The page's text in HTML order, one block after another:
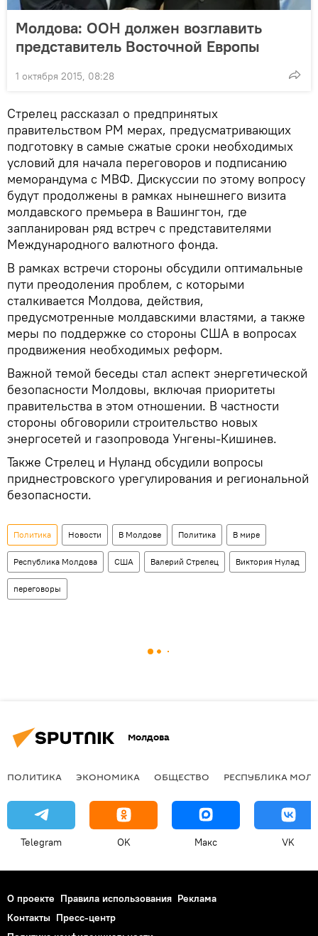
Молдова: ООН должен возглавить
представитель Восточной Европы
1 октября 2015, 08:28
Стрелец рассказал о предпринятых
правительством РМ мерах, предусматривающих
подготовку в самые сжатые сроки необходимых
условий для начала переговоров и подписанию
меморандума с МВФ. Дискуссии по этому вопросу
будут продолжены в рамках нынешнего визита
молдавского премьера в Вашингтон, где
запланирован ряд встреч с представителями
Международного валютного фонда.
В рамках встречи стороны обсудили оптимальные
пути преодоления проблем, с которыми
сталкивается Молдова, действия,
предусмотренные молдавскими властями, а также
меры по поддержке со стороны США в вопросах
продвижения необходимых реформ.
Важной темой беседы стал аспект энергетической
безопасности Молдовы, включая приоритеты
правительства в этом отношении. В частности
стороны обговорили строительство новых
энергосетей и газопровода Унгены-Кишинев.
Также Стрелец и Нуланд обсудили вопросы
приднестровского урегулирования и региональной
безопасности.
Политика Новости В Молдове Политика В мире
Республика Молдова США Валерий Стрелец Виктория Нулад
переговоры
Молдова
ПОЛИТИКА ЭКОНОМИКА ОБЩЕСТВО РЕСПУБЛИКА
Telegram OK Макс VK
О проекте Правила использования Реклама
Контакты Пресс-центр